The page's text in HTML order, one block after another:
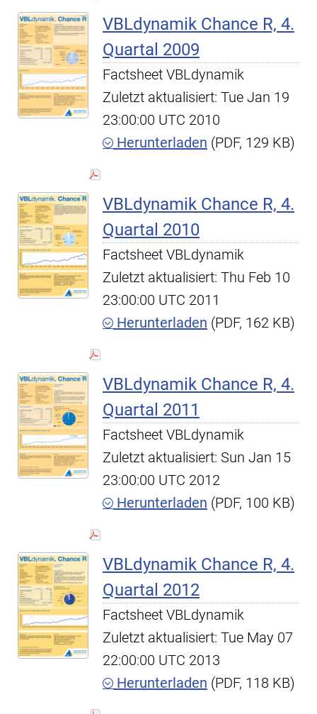
VBLdynamik Chance R, 4.
Quartal 2009
Factsheet VBLdynamik
Zuletzt aktualisiert: Tue Jan 19
23:00:00 UTC 2010
Herunterladen (PDF, 129 KB)
VBLdynamik Chance R, 4.
Quartal 2010
Factsheet VBLdynamik
Zuletzt aktualisiert: Thu Feb 10
23:00:00 UTC 2011
Herunterladen (PDF, 162 KB)
VBLdynamik Chance R, 4.
Quartal 2011
Factsheet VBLdynamik
Zuletzt aktualisiert: Sun Jan 15
23:00:00 UTC 2012
Herunterladen (PDF, 100 KB)
VBLdynamik Chance R, 4.
Quartal 2012
Factsheet VBLdynamik
Zuletzt aktualisiert: Tue May 07
22:00:00 UTC 2013
Herunterladen (PDF, 118 KB)